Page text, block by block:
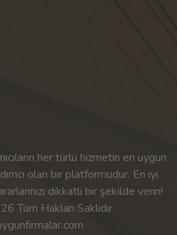
her türlü hizmetin en uygun
olan bir platformudur. En iyi
dikkatli bir şekilde verin!
Tüm Hakları Saklıdır.